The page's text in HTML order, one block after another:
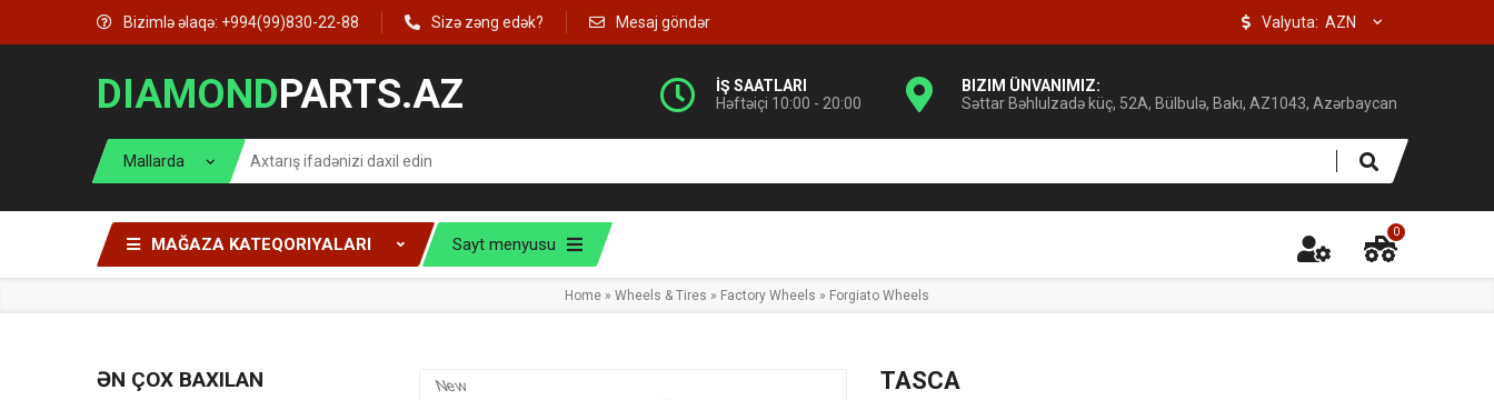
Bizimlə əlaqə: +994(99)830-22-88 Sizə zəng edək? Mesaj göndər Valyuta:
DIAMONDPARTS.AZ
İŞ SAATLARI
Həftəiçi 10:00 - 20:00
BIZIM ÜNVANIMIZ:
Səttar Bəhlulzadə küç, 52A, Bülbulə, Bakı, AZ1043, Azərbaycan
MAĞAZA KATEQORIYALARI Sayt menyusu
0
Home » Wheels & Tires » Factory Wheels » Forgiato Wheels
New TASCA
ƏN ÇOX BAXILAN